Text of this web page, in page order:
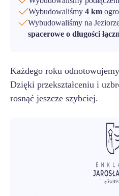
Wybudowaliśmy 4 km
Wybudowaliśmy na
spacerowe o długości
Każdego roku
Dzięki przekształceniu i
rosnąć jeszcze szybciej.